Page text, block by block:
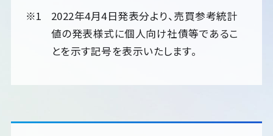
2022年4月4日発表分より、売買参考統計
値の発表様式に個人向け社債等であるこ
とを示す記号を表示いたします。